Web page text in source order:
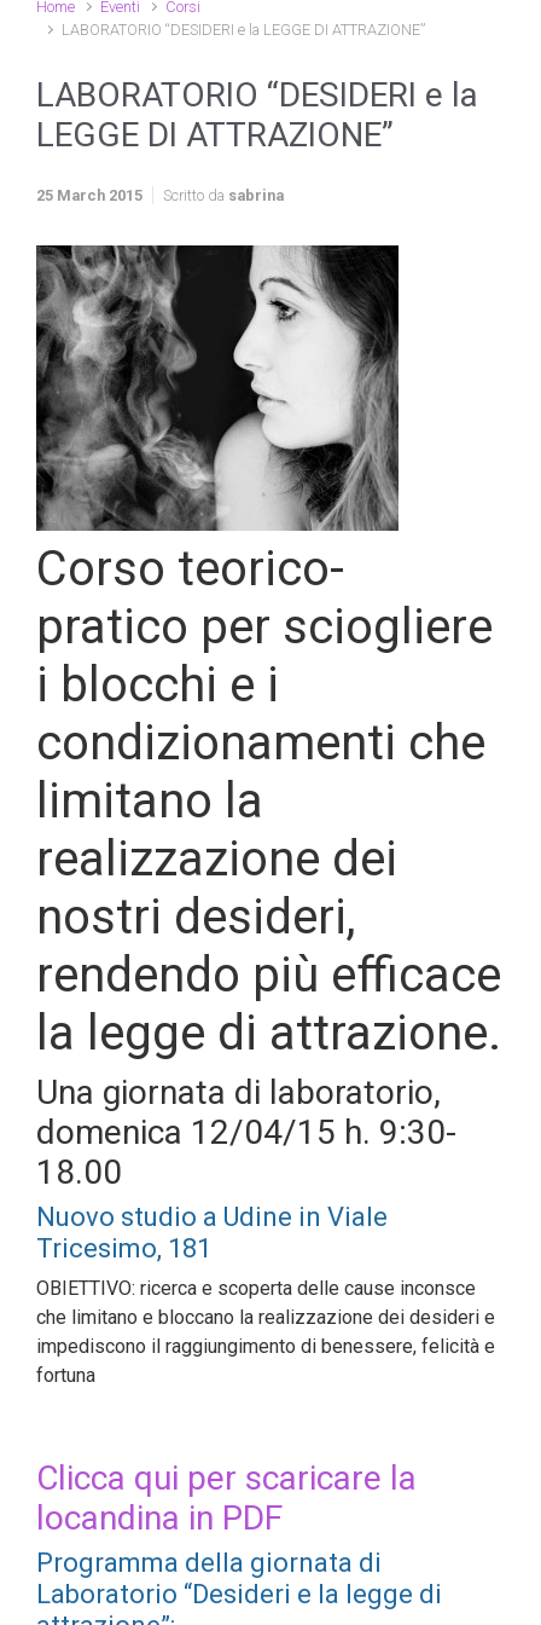
Home Eventi
Corsi
LABORATORIO “DESIDERI e la LEGGE DI ATTRAZIONE”
LABORATORIO “DESIDERI e la
LEGGE DI ATTRAZIONE”
25 March 2015 Scritto da sabrina
Corso teorico-
pratico per sciogliere
i blocchi e i
condizionamenti che
limitano la
realizzazione dei
nostri desideri,
rendendo più efficace
la legge di attrazione.
Una giornata di laboratorio,
domenica 12/04/15 h. 9:30-
18.00
Nuovo studio a Udine in Viale
Tricesimo, 181
OBIETTIVO: ricerca e scoperta delle cause inconsce
che limitano e bloccano la realizzazione dei desideri e
impediscono il raggiungimento di benessere, felicità e
fortuna
Clicca qui per scaricare la
locandina in PDF
Programma della giornata di
Laboratorio “Desideri e la legge di